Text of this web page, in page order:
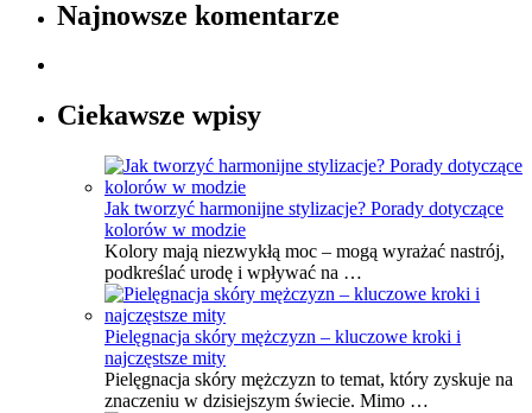
Najnowsze komentarze
Ciekawsze wpisy
Jak tworzyć harmonijne stylizacje? Porady dotyczące
kolorów w modzie
Kolory mają niezwykłą moc – mogą wyrażać nastrój,
podkreślać urodę i wpływać na …
Pielęgnacja skóry mężczyzn – kluczowe kroki i
najczęstsze mity
Pielęgnacja skóry mężczyzn to temat, który zyskuje na
znaczeniu w dzisiejszym świecie. Mimo …